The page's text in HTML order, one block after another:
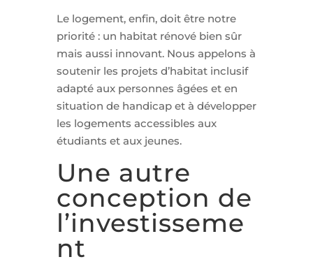
Le logement, enfin, doit être notre
priorité : un habitat rénové bien sûr
mais aussi innovant. Nous appelons à
soutenir les projets d’habitat inclusif
adapté aux personnes âgées et en
situation de handicap et à développer
les logements accessibles aux
étudiants et aux jeunes.
Une autre
conception de
l’investisseme
nt